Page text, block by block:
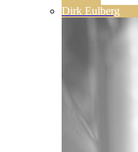
Dirk Eulberg